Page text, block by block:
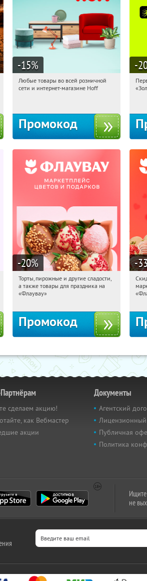
-15%
06:19:37 Получили:
Любые товары во всей розничной
сети и интернет-магазине Hoff
Промокод
-
-20%
06:19:37 Получили:
Россия
Торты, пирожные и другие сладости,
а также товары для праздника на
«Флаувау»
Промокод
-
сделаем акцию!
как Вебмастер
акции
Документы
Агентский
Публичная
Политика
Ищите
не